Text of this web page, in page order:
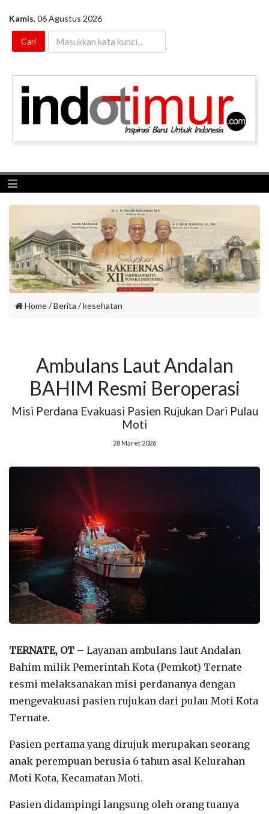
Kamis, 06 Agustus 2026
Toggle navigation
Home/ Berita /kesehatan
Ambulans Laut Andalan
BAHIM Resmi Beroperasi
Misi Perdana Evakuasi Pasien Rujukan Dari Pulau
Moti
28 Maret 2026
TERNATE, OT – Layanan ambulans laut Andalan
Bahim milik Pemerintah Kota (Pemkot) Ternate
resmi melaksanakan misi perdananya dengan
mengevakuasi pasien rujukan dari pulau Moti Kota
Ternate.
Pasien pertama yang dirujuk merupakan seorang
anak perempuan berusia 6 tahun asal Kelurahan
Moti Kota, Kecamatan Moti.
Pasien didampingi langsung oleh orang tuanya